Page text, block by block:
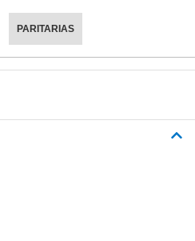
PARITARIAS